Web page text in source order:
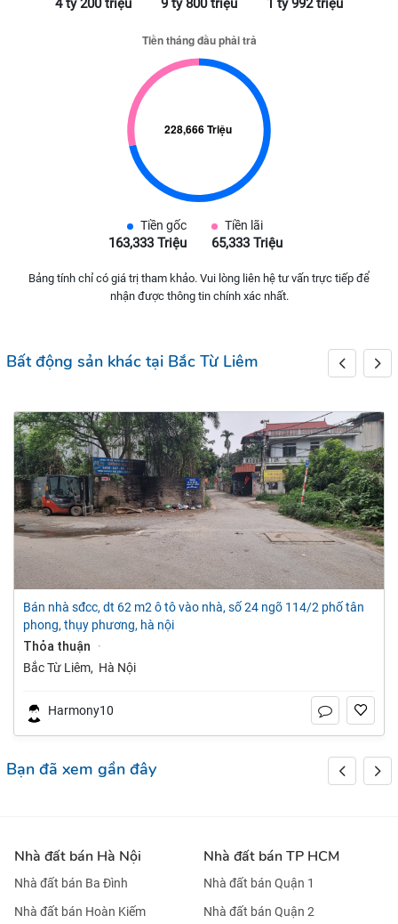
4 tỷ 200 triệu 9 tỷ 800 triệu 1 tỷ 992 triệu
Tiền gốc
163,333 Triệu
Tiền lãi
65,333 Triệu
Bảng tính chỉ có giá trị tham khảo. Vui lòng liên hệ tư vấn trực tiếp để
nhận được thông tin chính xác nhất.
Bất động sản khác tại Bắc Từ Liêm
bán nhà sđcc, dt 62 m2 ô tô vào nhà, số 24 ngõ 114/2 phố tân
phong, thụy phương, hà nội
Thỏa thuận
·
Bắc Từ Liêm, Hà Nội
Harmony10
Bạn đã xem gần đây
Nhà đất bán Hà Nội
Nhà đất bán Ba Đình
Nhà đất bán Hoàn Kiếm
Nhà đất bán TP HCM
Nhà đất bán Quận 1
Nhà đất bán Quận 2